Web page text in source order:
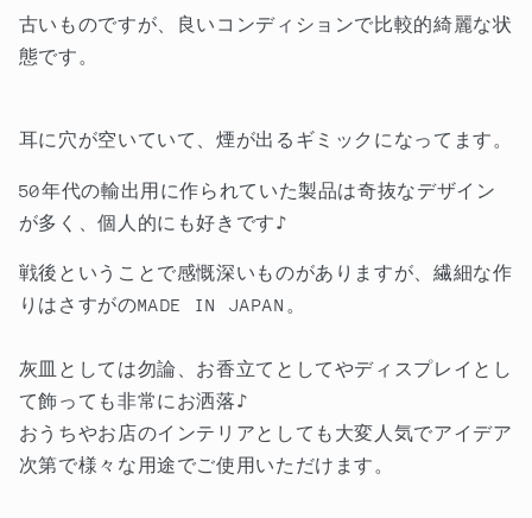
シ
ュ
イ
数
量
を
減
す
シ
イ
数
量
を
す
古いものですが、良いコンディションで比較的綺麗な状
態です。
耳に穴が空いていて、煙が出るギミックになってます。
50年代の輸出用に作られていた製品は奇抜なデザイン
が多く、個人的にも好きです♪
戦後ということで感慨深いものがありますが、繊細な作
りはさすがのMADE IN JAPAN。
灰皿としては勿論、お香立てとしてやディスプレイとし
て飾っても非常にお洒落♪
おうちやお店のインテリアとしても大変人気でアイデア
次第で様々な用途でご使用いただけます。